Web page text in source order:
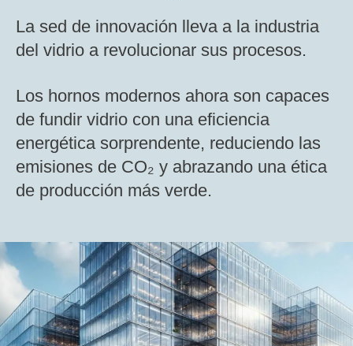
La sed de innovación lleva a la industria
del vidrio a revolucionar sus procesos.
Los hornos modernos ahora son capaces
de fundir vidrio con una eficiencia
energética sorprendente, reduciendo las
emisiones de CO₂ y abrazando una ética
de producción más verde.